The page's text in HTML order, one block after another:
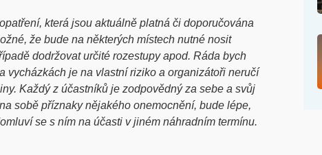
která jsou aktuálně platná či doporučována
že bude na některých místech nutné nosit
dodržovat určité rozestupy apod. Ráda bych
vycházkách je na vlastní riziko a organizátoři neručí
Každý z účastníků je zodpovědný za sebe a svůj
sobě příznaky nějakého onemocnění, bude lépe,
se s ním na účasti v jiném náhradním termínu.